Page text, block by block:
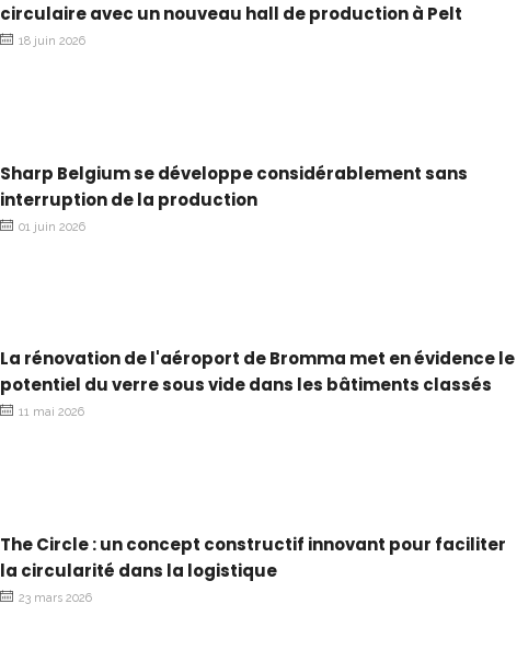
circulaire avec un nouveau hall de production à Pelt
18 juin 2026
Sharp Belgium se développe considérablement sans
interruption de la production
01 juin 2026
La rénovation de l'aéroport de Bromma met en évidence le
potentiel du verre sous vide dans les bâtiments classés
11 mai 2026
The Circle : un concept constructif innovant pour faciliter
la circularité dans la logistique
23 mars 2026